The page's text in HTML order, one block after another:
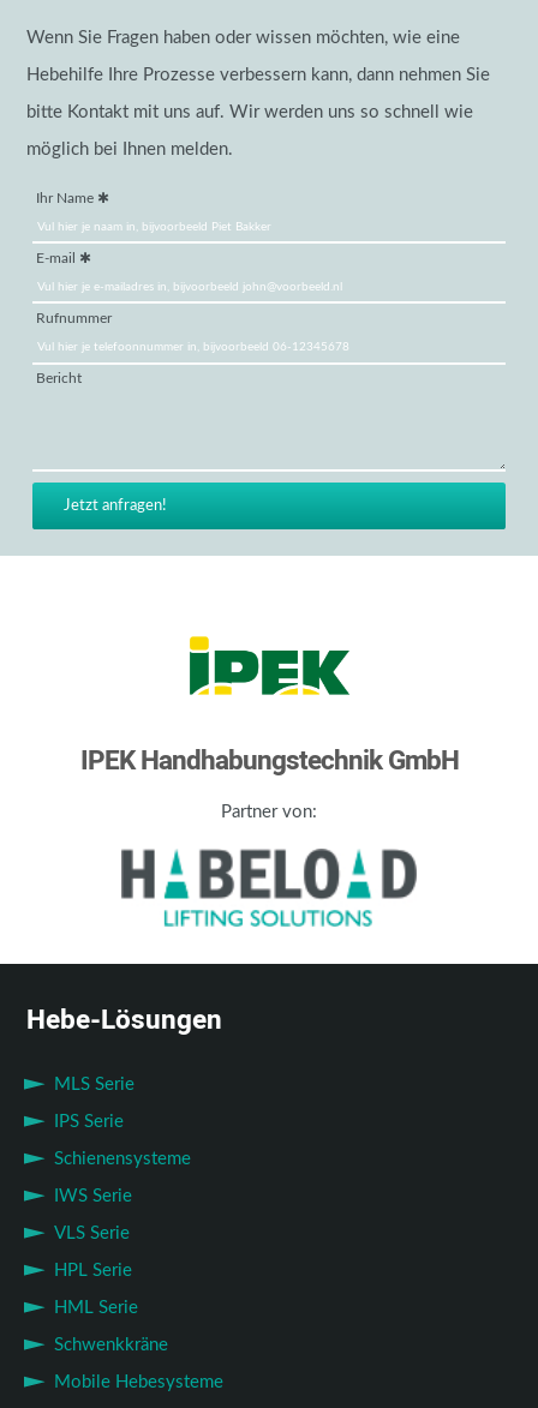
Wenn Sie Fragen haben oder wissen möchten, wie eine
Hebehilfe Ihre Prozesse verbessern kann, dann nehmen Sie
bitte Kontakt mit uns auf. Wir werden uns so schnell wie
möglich bei Ihnen melden.
Ihr Name
E-mail
Rufnummer
Bericht
IPEK Handhabungstechnik GmbH
Partner von:
Hebe-Lösungen
MLS Serie
IPS Serie
Schienensysteme
IWS Serie
VLS Serie
HPL Serie
HML Serie
Schwenkkräne
Mobile Hebesysteme